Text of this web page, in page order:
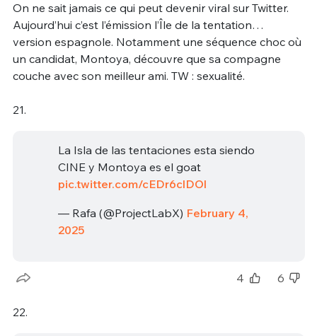
On ne sait jamais ce qui peut devenir viral sur Twitter.
Aujourd’hui c’est l’émission l’Île de la tentation…
version espagnole. Notamment une séquence choc où
un candidat, Montoya, découvre que sa compagne
couche avec son meilleur ami. TW : sexualité.
21.
La Isla de las tentaciones esta siendo
CINE y Montoya es el goat
pic.twitter.com/cEDr6clDOl
— Rafa (@ProjectLabX) February 4,
2025
4 6
22.